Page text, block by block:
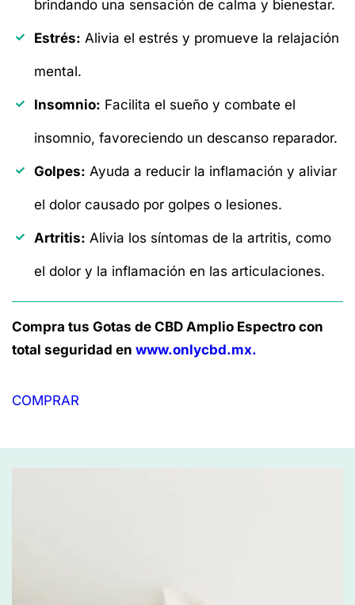
brindando una sensación de calma y bienestar.
Estrés: Alivia el estrés y promueve la relajación
mental.
Insomnio: Facilita el sueño y combate el
insomnio, favoreciendo un descanso reparador.
Golpes: Ayuda a reducir la inflamación y aliviar
el dolor causado por golpes o lesiones.
Artritis: Alivia los síntomas de la artritis, como
el dolor y la inflamación en las articulaciones.
Compra tus Gotas de CBD Amplio Espectro con
total seguridad en www.onlycbd.mx.
COMPRAR